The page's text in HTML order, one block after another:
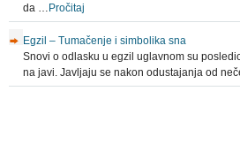
da …Pročitaj
Egzil – Tumačenje i simbolika sna
Snovi o odlasku u egzil uglavnom su
na javi. Javljaju se nakon odustajanja od